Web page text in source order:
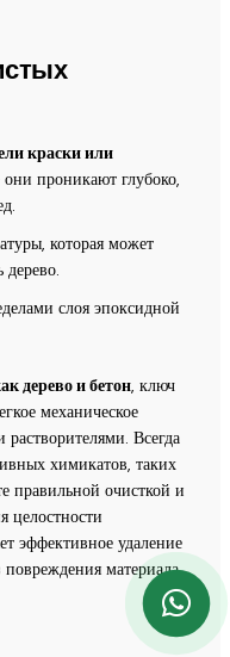
краски или
проникают глубоко,
которая может
дерево.
слоя эпоксидной
дерево и бетон, ключ
механическое
Всегда
химикатов, таких
правильной очисткой и
целостности
эффективное удаление
материала